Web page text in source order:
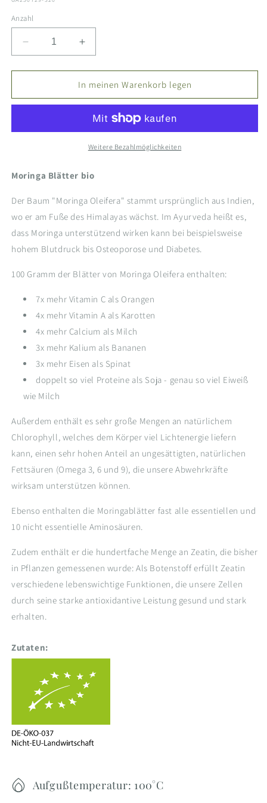
Anzahl
Verringere
die
Menge
Moringa
geschnitten
Erhöhe
die
Menge
für
Moringa
bio,
geschnitten
In meinen Warenkorb legen
Weitere Bezahlmöglichkeiten
Moringa Blätter bio
Der Baum "Moringa Oleifera" stammt ursprünglich aus Indien,
wo er am Fuße des Himalayas wächst. Im Ayurveda heißt es,
dass Moringa unterstützend wirken kann bei beispielsweise
hohem Blutdruck bis Osteoporose und Diabetes.
100 Gramm der Blätter von Moringa Oleifera enthalten:
7x mehr Vitamin C als Orangen
4x mehr Vitamin A als Karotten
4x mehr Calcium als Milch
3x mehr Kalium als Bananen
3x mehr Eisen als Spinat
doppelt so viel Proteine als Soja - genau so viel Eiweiß
wie Milch
Außerdem enthält es sehr große Mengen an natürlichem
Chlorophyll, welches dem Körper viel Lichtenergie liefern
kann, einen sehr hohen Anteil an ungesättigten, natürlichen
Fettsäuren (Omega 3, 6 und 9), die unsere Abwehrkräfte
wirksam unterstützen können.
Ebenso enthalten die Moringablätter fast alle essentiellen und
10 nicht essentielle Aminosäuren.
Zudem enthält er die hundertfache Menge an Zeatin, die bisher
in Pflanzen gemessenen wurde: Als Botenstoff erfüllt Zeatin
verschiedene lebenswichtige Funktionen, die unsere Zellen
durch seine starke antioxidantive Leistung gesund und stark
erhalten.
Zutaten:
Aufgußtemperatur: 100°C